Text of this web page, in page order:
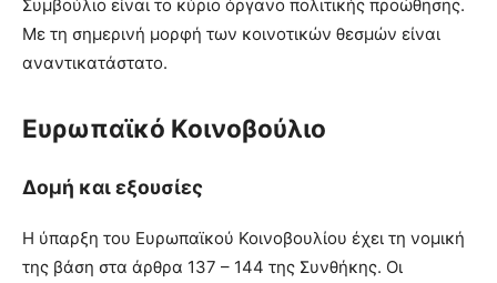
Συμβούλιο είναι το κύριο όργανο πολιτικής προώθησης.
Με τη σημερινή μορφή των κοινοτικών θεσμών είναι
αναντικατάστατο.
Ευρωπαϊκό Κοινοβούλιο
Δομή και εξουσίες
Η ύπαρξη του Ευρωπαϊκού Κοινοβουλίου έχει τη νομική
της βάση στα άρθρα 137 – 144 της Συνθήκης. Οι